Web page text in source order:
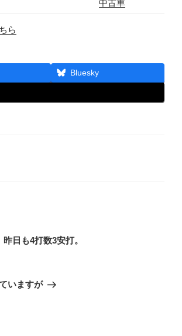
中古車
ら
Bluesky
日も4打数3安打。
いますが